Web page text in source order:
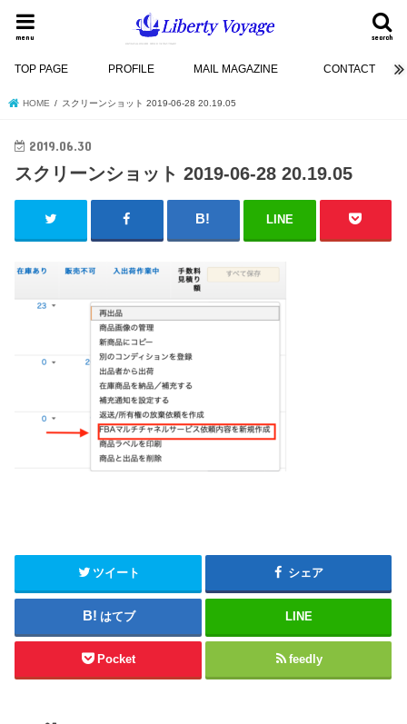
search
menu
TOP PAGE PROFILE MAIL MAGAZINE CONTACT
HOME スクリーンショット 2019-06-28 20.19.05
2019.06.30
スクリーンショット 2019-06-28 20.19.05
LINE
ツイート シェア
はてブ LINE
Pocket feedly